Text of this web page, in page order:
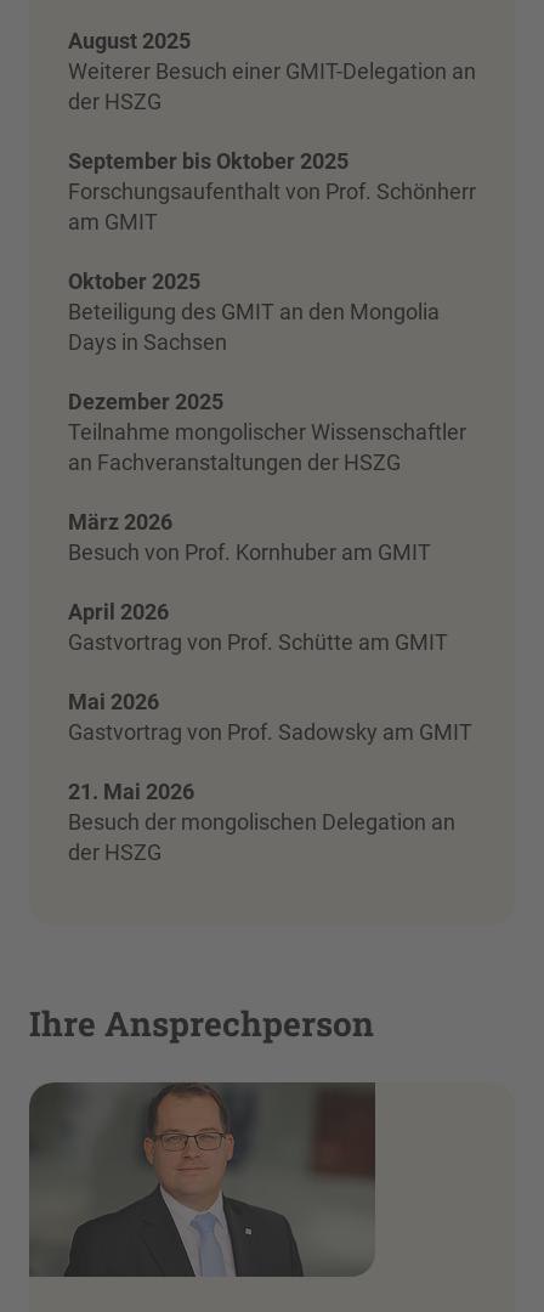
August 2025
Weiterer Besuch einer GMIT-Delegation an
der HSZG
September bis Oktober 2025
Forschungsaufenthalt von Prof. Schönherr
am GMIT
Oktober 2025
Beteiligung des GMIT an den Mongolia
Days in Sachsen
Dezember 2025
Teilnahme mongolischer Wissenschaftler
an Fachveranstaltungen der HSZG
März 2026
Besuch von Prof. Kornhuber am GMIT
April 2026
Gastvortrag von Prof. Schütte am GMIT
Mai 2026
Gastvortrag von Prof. Sadowsky am GMIT
21. Mai 2026
Besuch der mongolischen Delegation an
der HSZG
Ihre Ansprechperson